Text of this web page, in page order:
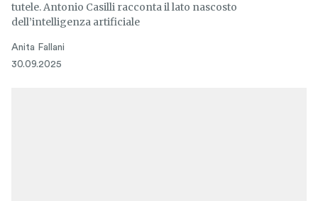
tutele. Antonio Casilli racconta il lato nascosto
dell’intelligenza artificiale
Anita Fallani
30.09.2025